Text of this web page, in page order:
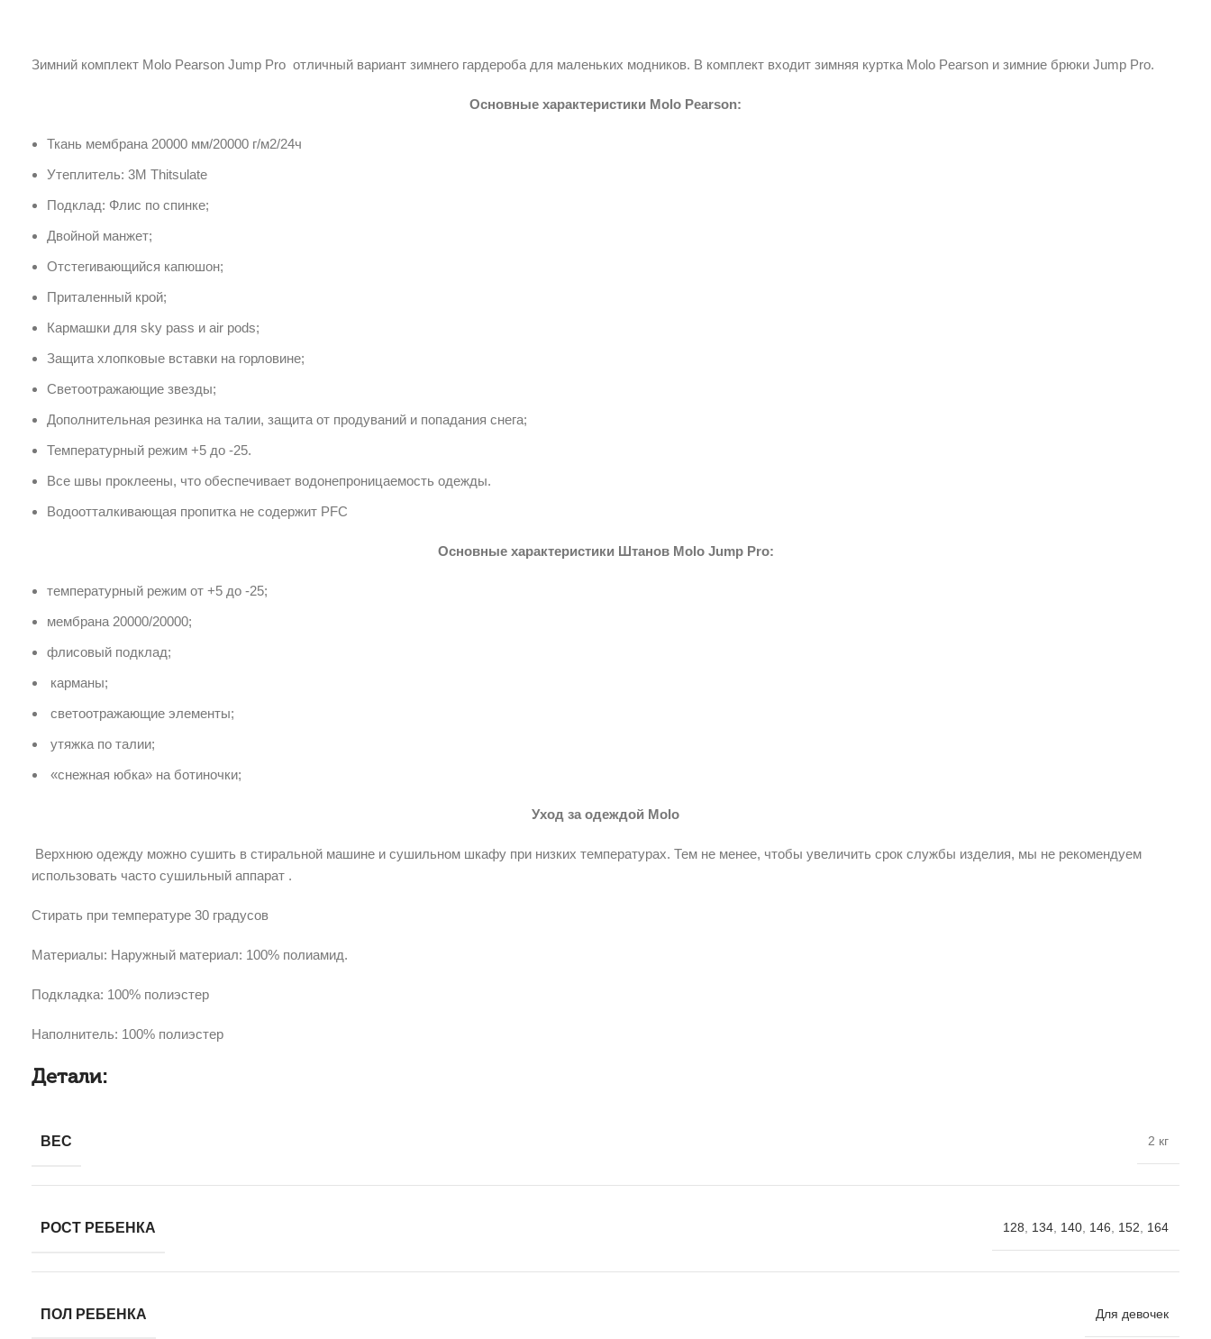
Зимний комплект Molo Pearson Jump Pro отличный вариант зимнего гардероба для маленьких модников. В комплект входит зимняя куртка Molo Pearson и зимние брюки Jump Pro.
Основные характеристики Molo Pearson:
Ткань мембрана 20000 мм/20000 г/м2/24ч
Утеплитель: 3M Thitsulate
Подклад: Флис по спинке;
Двойной манжет;
Отстегивающийся капюшон;
Приталенный крой;
Кармашки для sky pass и air pods;
Защита хлопковые вставки на горловине;
Светоотражающие звезды;
Дополнительная резинка на талии, защита от продуваний и попадания снега;
Температурный режим +5 до -25.
Все швы проклеены, что обеспечивает водонепроницаемость одежды.
Водоотталкивающая пропитка не содержит PFC
Основные характеристики Штанов Molo Jump Pro:
температурный режим от +5 до -25;
мембрана 20000/20000;
флисовый подклад;
карманы;
светоотражающие элементы;
утяжка по талии;
«снежная юбка» на ботиночки;
Уход за одеждой Molo
Верхнюю одежду можно сушить в стиральной машине и сушильном шкафу при низких температурах. Тем не менее, чтобы увеличить срок службы изделия, мы не рекомендуем
использовать часто сушильный аппарат .
Стирать при температуре 30 градусов
Материалы: Наружный материал: 100% полиамид.
Подкладка: 100% полиэстер
Наполнитель: 100% полиэстер
Детали:
ВЕС 2 кг
РОСТ РЕБЕНКА 128 134 140 146 152 164
ПОЛ РЕБЕНКА Для девочек